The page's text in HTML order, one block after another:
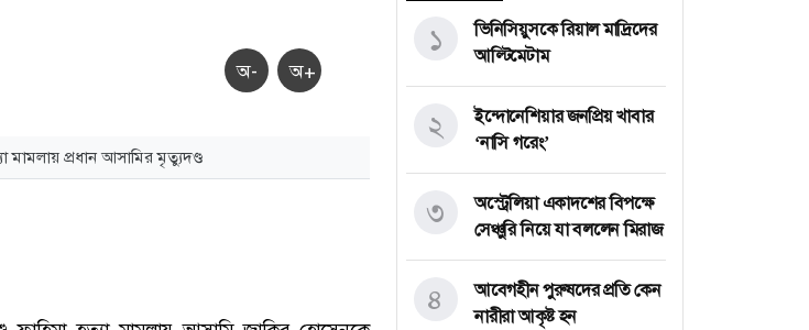
অ- অ+
ভিনিসিয়ুসকে রিয়াল মাদ্রিদের
আল্টিমেটাম
১
ইন্দোনেশিয়ার জনপ্রিয় খাবার
‘নাসি গরেং’
২
অস্ট্রেলিয়া একাদশের বিপক্ষে
সেঞ্চুরি নিয়ে যা বললেন মিরাজ
৩
আবেগহীন পুরুষদের প্রতি কেন
নারীরা আকৃষ্ট হন
৪